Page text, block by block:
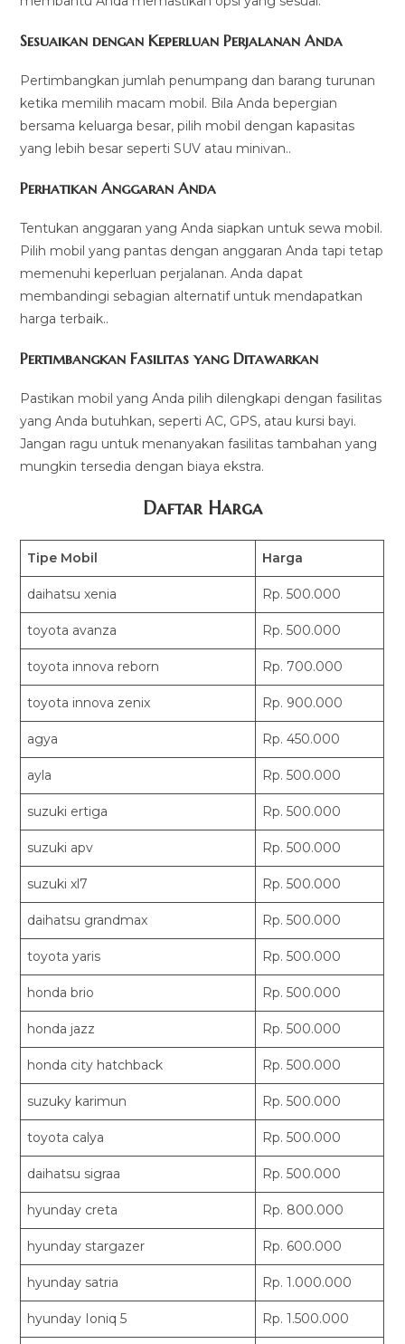
Sesuaikan dengan Keperluan Perjalanan Anda
Pertimbangkan jumlah penumpang dan barang turunan
ketika memilih macam mobil. Bila Anda bepergian
bersama keluarga besar, pilih mobil dengan kapasitas
yang lebih besar seperti SUV atau minivan..
Perhatikan Anggaran Anda
Tentukan anggaran yang Anda siapkan untuk sewa mobil.
Pilih mobil yang pantas dengan anggaran Anda tapi tetap
memenuhi keperluan perjalanan. Anda dapat
membandingi sebagian alternatif untuk mendapatkan
harga terbaik..
Pertimbangkan Fasilitas yang Ditawarkan
Pastikan mobil yang Anda pilih dilengkapi dengan fasilitas
yang Anda butuhkan, seperti AC, GPS, atau kursi bayi.
Jangan ragu untuk menanyakan fasilitas tambahan yang
mungkin tersedia dengan biaya ekstra.
Daftar Harga
Tipe Mobil Harga
daihatsu xenia Rp. 500.000
toyota avanza Rp. 500.000
toyota innova reborn Rp. 700.000
toyota innova zenix Rp. 900.000
agya Rp. 450.000
ayla Rp. 500.000
suzuki ertiga Rp. 500.000
suzuki apv Rp. 500.000
suzuki xl7 Rp. 500.000
daihatsu grandmax Rp. 500.000
toyota yaris Rp. 500.000
honda brio Rp. 500.000
honda jazz Rp. 500.000
honda city hatchback Rp. 500.000
suzuky karimun Rp. 500.000
toyota calya Rp. 500.000
daihatsu sigraa Rp. 500.000
hyunday creta Rp. 800.000
hyunday stargazer Rp. 600.000
hyunday satria Rp. 1.000.000
hyunday Ioniq 5 Rp. 1.500.000